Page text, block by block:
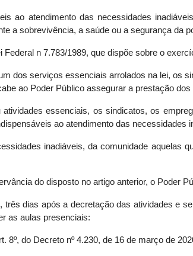
ao atendimento das necessidades
a sobrevivência, a saúde ou a segurança da
Federal n 7.783/1989, que dispõe sobre o
dos serviços essenciais arrolados na lei, os
ao Poder Público assegurar a prestação
essenciais, os sindicatos, os
ao atendimento das necessidades
inadiáveis, da comunidade aquelas
do disposto no artigo anterior, o Poder
três dias após a decretação das atividades e
as aulas presenciais:
8º, do Decreto nº 4.230, de 16 de março de